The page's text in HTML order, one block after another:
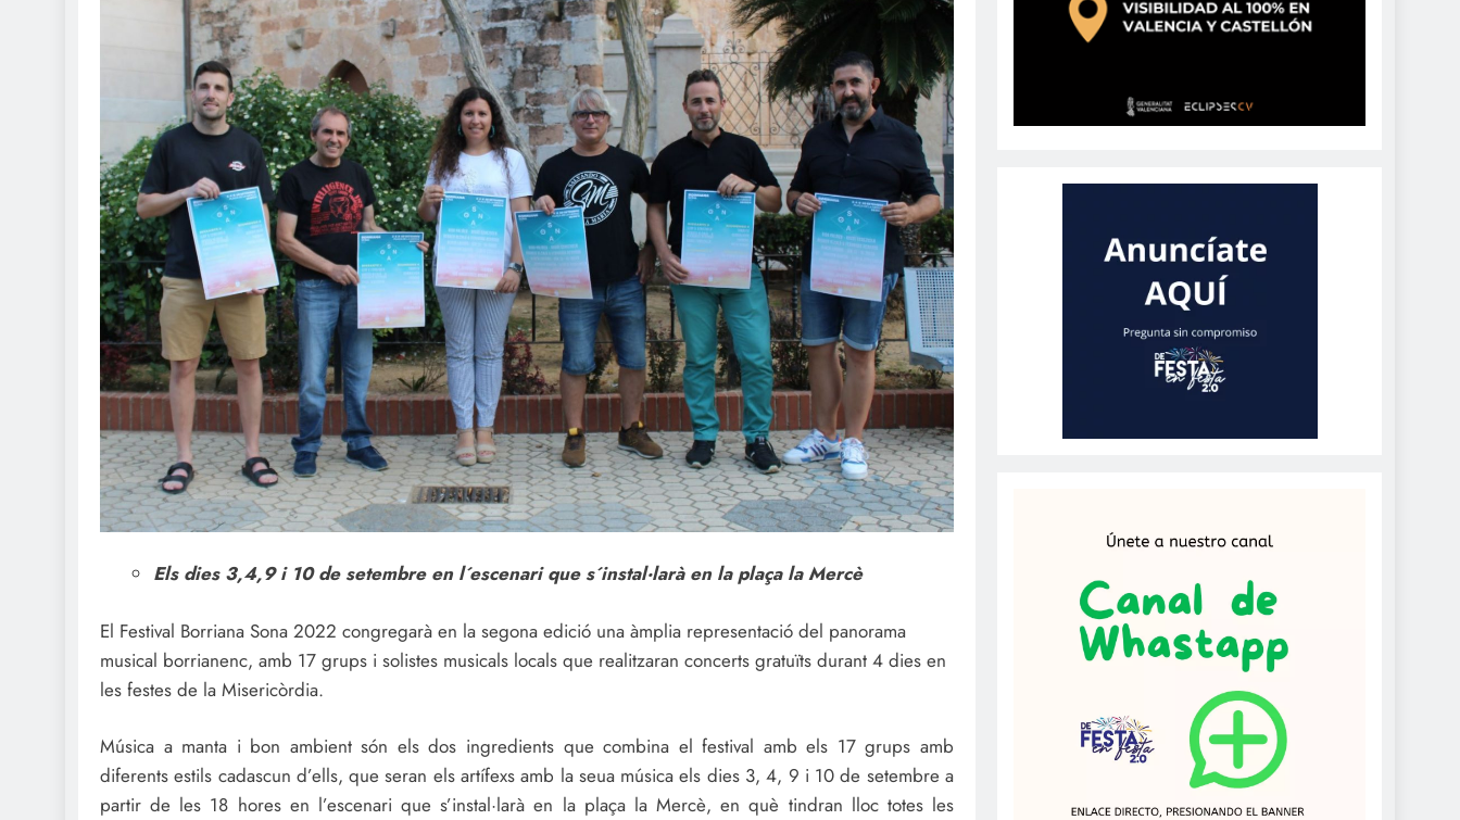
Els dies 3,4,9 i 10 de setembre en l´escenari que s´instal·larà en la plaça la Mercè
El Festival Borriana Sona 2022 congregarà en la segona edició una àmplia representació del panorama
musical borrianenc, amb 17 grups i solistes musicals locals que realitzaran concerts gratuïts durant 4 dies en
les festes de la Misericòrdia.
Música a manta i bon ambient són els dos ingredients que combina el festival amb els 17 grups amb
diferents estils cadascun d’ells, que seran els artífexs amb la seua música els dies 3, 4, 9 i 10 de setembre a
partir de les 18 hores en l’escenari que s’instal·larà en la plaça la Mercè, en què tindran lloc totes les